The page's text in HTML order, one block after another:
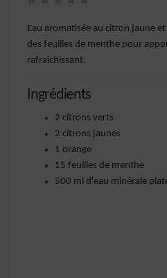
Eau aromatisée au citron jaune
des feuilles de menthe pour
rafraichissant.
Ingrédients
2 citrons verts
2 citrons jaunes
1 orange
15 feuilles de menthe
500 ml d'eau minérale